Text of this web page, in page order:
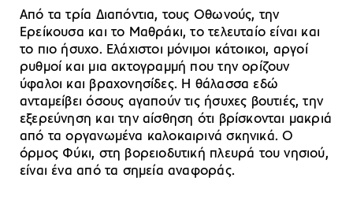
Από τα τρία Διαπόντια, τους Οθωνούς, την
Ερείκουσα και το Μαθράκι, το τελευταίο είναι και
το πιο ήσυχο. Ελάχιστοι μόνιμοι κάτοικοι, αργοί
ρυθμοί και μια ακτογραμμή που την ορίζουν
ύφαλοι και βραχονησίδες. Η θάλασσα εδώ
ανταμείβει όσους αγαπούν τις ήσυχες βουτιές, την
εξερεύνηση και την αίσθηση ότι βρίσκονται μακριά
από τα οργανωμένα καλοκαιρινά σκηνικά. Ο
όρμος Φύκι, στη βορειοδυτική πλευρά του νησιού,
είναι ένα από τα σημεία αναφοράς.